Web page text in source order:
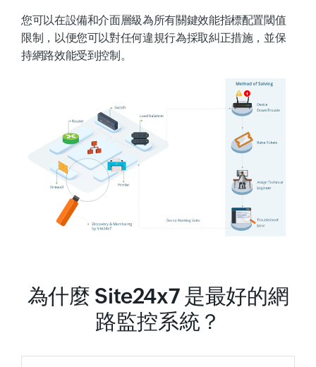
您可以在設備和介面層級為所有關鍵效能指標配置閾值
限制，以便您可以對任何違規行為採取糾正措施，並保
持網路效能受到控制。
為什麼 Site24x7 是最好的網
路監控系統？